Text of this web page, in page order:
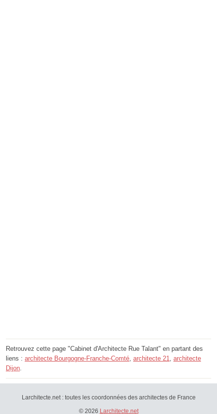
Retrouvez cette page "Cabinet d'Architecte Rue Talant" en partant des
liens : architecte Bourgogne-Franche-Comté architecte 21
architecte
Dijon
Larchitecte.net : toutes les coordonnées des architectes de France
© 2026 Larchitecte.net